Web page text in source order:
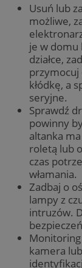
Usuń lub
możliwe,
je w domu
działce,
przymocuj
kłódkę, a
seryjne.
Sprawdź
powinny
altanka
roletą lub
czas
włamania.
Zadbaj o
lampy z
intruzów.
kamera